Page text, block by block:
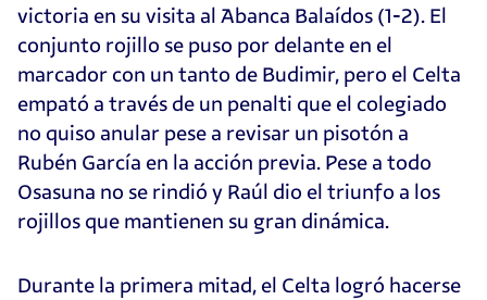
victoria en su visita al Abanca Balaídos (1-2). El
conjunto rojillo se puso por delante en el
marcador con un tanto de Budimir, pero el Celta
empató a través de un penalti que el colegiado
no quiso anular pese a revisar un pisotón a
Rubén García en la acción previa. Pese a todo
Osasuna no se rindió y Raúl dio el triunfo a los
rojillos que mantienen su gran dinámica.
Durante la primera mitad, el Celta logró hacerse